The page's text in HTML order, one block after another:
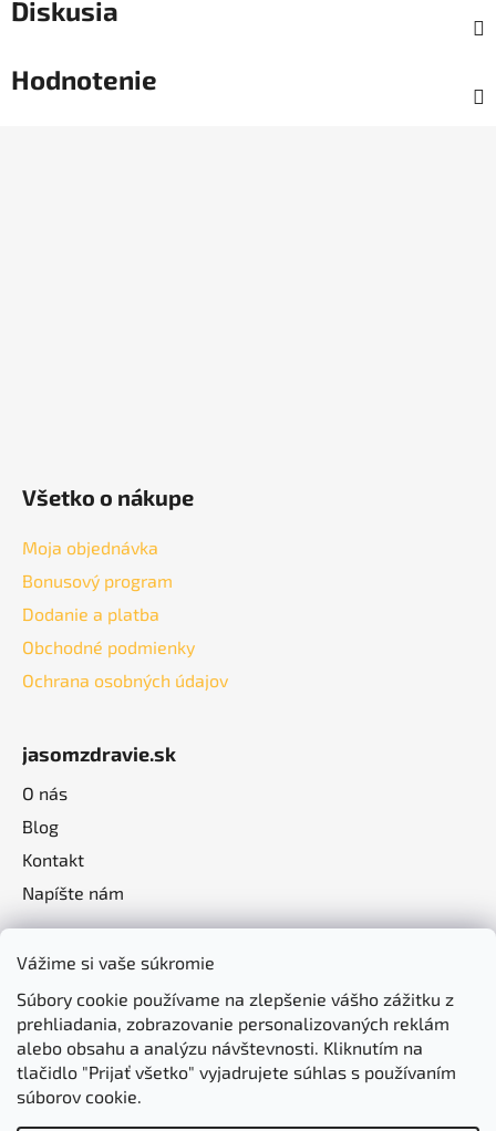
Vážime si vaše súkromie
Súbory cookie používame na zlepšenie vášho zážitku z
prehliadania, zobrazovanie personalizovaných reklám
alebo obsahu a analýzu návštevnosti. Kliknutím na
tlačidlo "Prijať všetko" vyjadrujete súhlas s používaním
súborov cookie.
Diskusia
Hodnotenie
Všetko o nákupe
Moja objednávka
Bonusový program
Dodanie a platba
Obchodné podmienky
Ochrana osobných údajov
jasomzdravie.sk
O nás
Blog
Kontakt
Napíšte nám